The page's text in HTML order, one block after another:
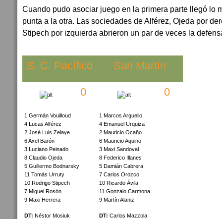
Cuando pudo asociar juego en la primera parte llegó lo
punta a la otra. Las sociedades de Alférez, Ojeda por
Stipech por izquierda abrieron un par de veces la
S. C. Pacífico San Martín
0 0
1 Germán Vouilloud
4 Lucas Alférez
2 José Luis Zelaye
6 Axel Barón
3 Luciano Peinado
8 Claudio Ojeda
5 Guillermo Bodnarsky
11 Tomás Urruty
10 Rodrigo Stipech
7 Miguel Rosón
9 Maxi Herrera
1 Marcos Arguello
4 Emanuel Urquiza
2 Mauricio Ocaño
6 Mauricio Aquino
3 Maxi Sandoval
8 Federico Illanes
5 Damián Cabrera
7 Carlos Orozco
10 Ricardo Ávila
11 Gonzalo Carmona
9 Martín Alaniz
DT: Néstor Mosiuk DT: Carlos Mazzola